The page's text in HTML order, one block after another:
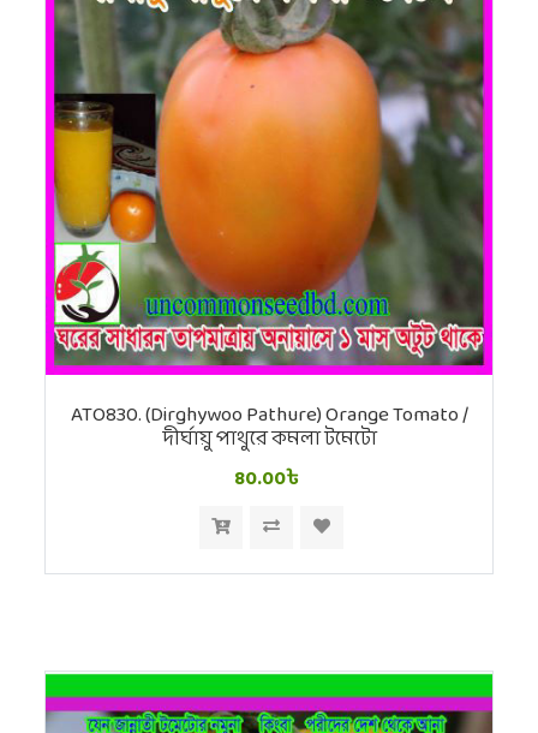
ATO830. (Dirghywoo Pathure) Orange Tomato /
দীর্ঘায়ু পাথুরে কমলা টমেটো
80.00৳